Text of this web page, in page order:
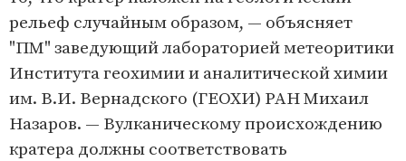
рельеф случайным образом, — объясняет
"ПМ" заведующий лабораторией метеоритики
Института геохимии и аналитической химии
им. В.И. Вернадского (ГЕОХИ) РАН Михаил
Назаров. — Вулканическому происхождению
кратера должны соответствовать